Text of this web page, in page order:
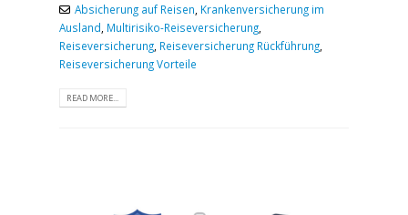
Absicherung auf Reisen, Krankenversicherung im
Ausland, Multirisiko-Reiseversicherung,
Reiseversicherung, Reiseversicherung Rückführung,
Reiseversicherung Vorteile
READ MORE...